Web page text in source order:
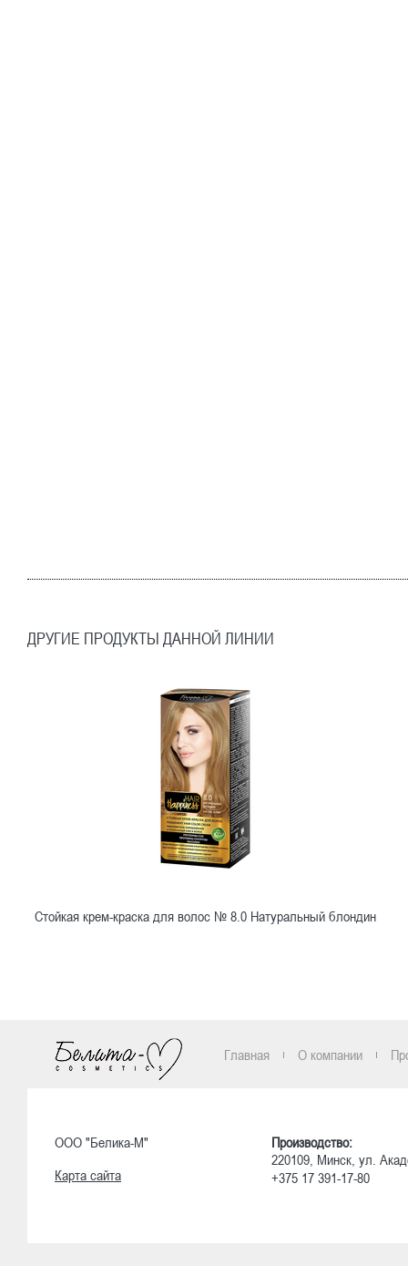
ДРУГИЕ ПРОДУКТЫ ДАННОЙ ЛИНИИ
Стойкая крем-краска для волос № 8.0 Натуральный блондин
Главная О компании
ООО "Белика-М"
Карта сайта
Производство:
220109, Минск, ул.
+375 17 391-17-80